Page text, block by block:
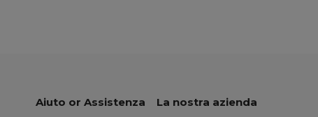
Aiuto or Assistenza La nostra azienda